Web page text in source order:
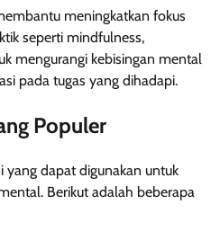
meningkatkan fokus
seperti mindfulness,
mengurangi kebisingan mental
pada tugas yang dihadapi.
Populer
yang dapat digunakan untuk
Berikut adalah beberapa